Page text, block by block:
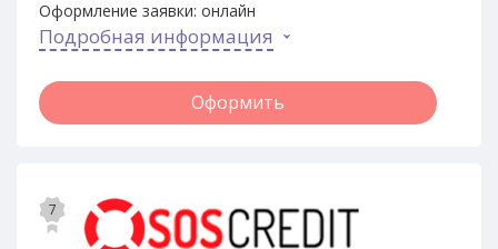
Оформление заявки: онлайн
Подробная информация
Оформить
7